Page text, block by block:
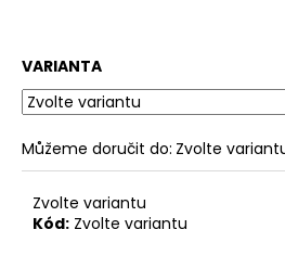
VARIANTA
Můžeme doručit do: Zvolte
Zvolte variantu
Kód: Zvolte variantu
SATÉNOVÁ
DLOUHÁ
SUKNĚ
ROSIE
S
VLEČKOU
900
Kč